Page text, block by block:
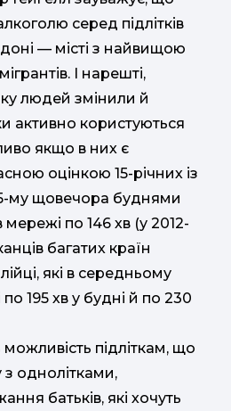
серед підлітків
— місті з найвищою
І нарешті,
людей змінили й
активно користуються
якщо в них є
оцінкою 15-річних із
му щовечора буднями
по 146 хв (у 2012-
багатих країн
які в середньому
по 195 хв у будні й по 230
підліткам, що
з однолітками,
батьків, які хочуть